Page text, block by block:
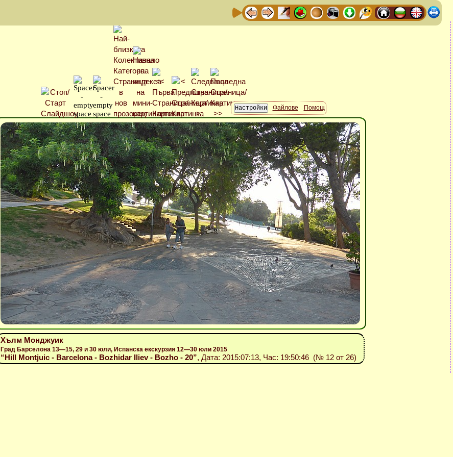
Файлове Помощ
Хълм Монджуик
Град Барселона 13—15, 29 и 30 юли, Испанска екскурзия 12—30 юли 2015
“Hill Montjuic - Barcelona - Bozhidar Iliev - Bozho - 20”, Дата: 2015:07:13, Час: 19:50:46 (№ 12 от 26)